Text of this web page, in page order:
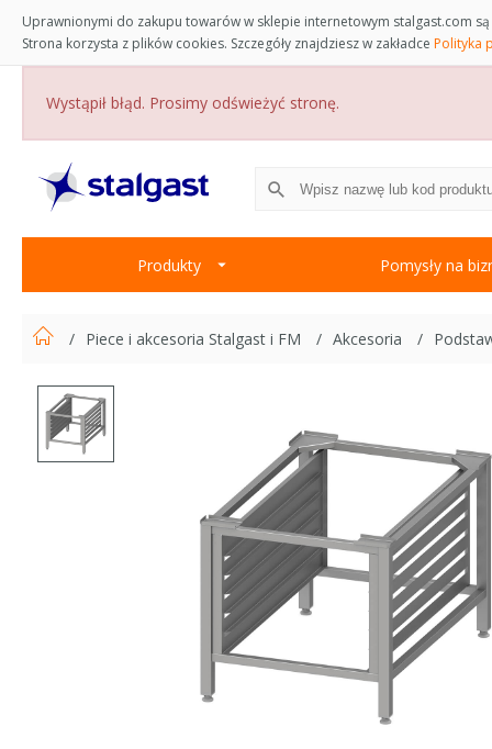
Uprawnionymi do zakupu towarów w sklepie internetowym stalgast.com
Strona korzysta z plików cookies. Szczegóły znajdziesz w zakładce Polityka
Wystąpił błąd. Prosimy odświeżyć stronę.
Produkty Pomysły na
Piece i akcesoria Stalgast i FM Akcesoria